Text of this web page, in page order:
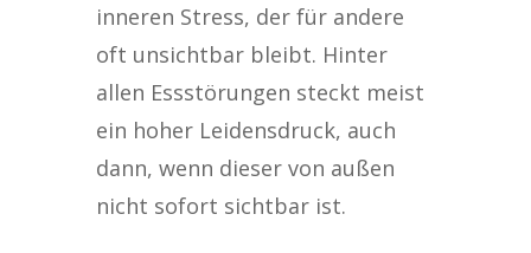
inneren Stress, der für andere
oft unsichtbar bleibt. Hinter
allen Essstörungen steckt meist
ein hoher Leidensdruck, auch
dann, wenn dieser von außen
nicht sofort sichtbar ist.